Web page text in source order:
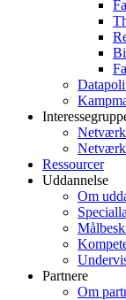
Ressourcer
Uddannelse
Om
Partnere
Om